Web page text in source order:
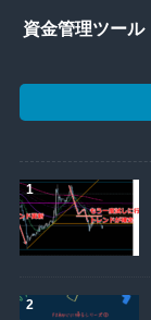
資金管理ツール